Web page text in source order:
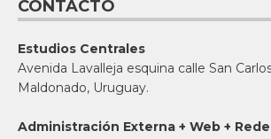
CONTACTO
Estudios Centrales
Avenida Lavalleja esquina calle San
Maldonado, Uruguay.
Administración Externa + Web +